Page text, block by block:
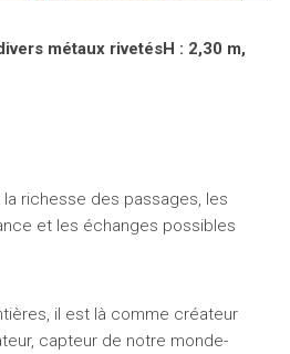
métaux rivetésH : 2,30 m,
richesse des passages, les
et les échanges possibles
il est là comme créateur
capteur de notre monde-